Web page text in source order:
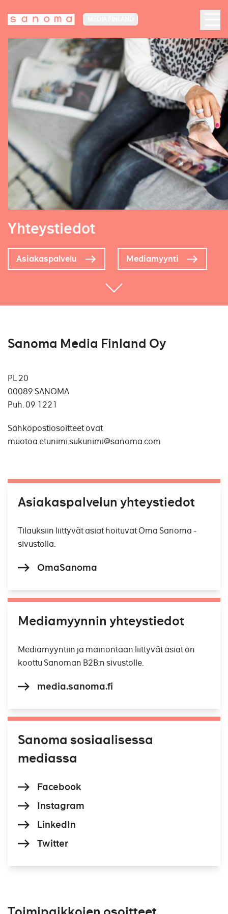
Yhteystiedot
Asiakaspalvelu Mediamyynti
Sanoma Media Finland Oy
PL 20
00089 SANOMA
Puh. 09 1221
Sähköpostiosoitteet ovat
muotoa etunimi.sukunimi@sanoma.com
Asiakaspalvelun yhteystiedot
Tilauksiin liittyvät asiat hoituvat Oma Sanoma -
sivustolla.
OmaSanoma
Mediamyynnin yhteystiedot
Mediamyyntiin ja mainontaan liittyvät asiat on
koottu Sanoman B2B:n sivustolle.
media.sanoma.fi
Sanoma sosiaalisessa
mediassa
Facebook
Instagram
LinkedIn
Twitter